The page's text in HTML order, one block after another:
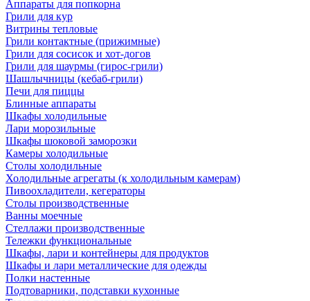
Аппараты для попкорна
Грили для кур
Витрины тепловые
Грили контактные (прижимные)
Грили для сосисок и хот-догов
Грили для шаурмы (гирос-грили)
Шашлычницы (кебаб-грили)
Печи для пиццы
Блинные аппараты
Шкафы холодильные
Лари морозильные
Шкафы шоковой заморозки
Камеры холодильные
Столы холодильные
Холодильные агрегаты (к холодильным камерам)
Пивоохладители, кегераторы
Столы производственные
Ванны моечные
Стеллажи производственные
Тележки функциональные
Шкафы, лари и контейнеры для продуктов
Шкафы и лари металлические для одежды
Полки настенные
Подтоварники, подставки кухонные